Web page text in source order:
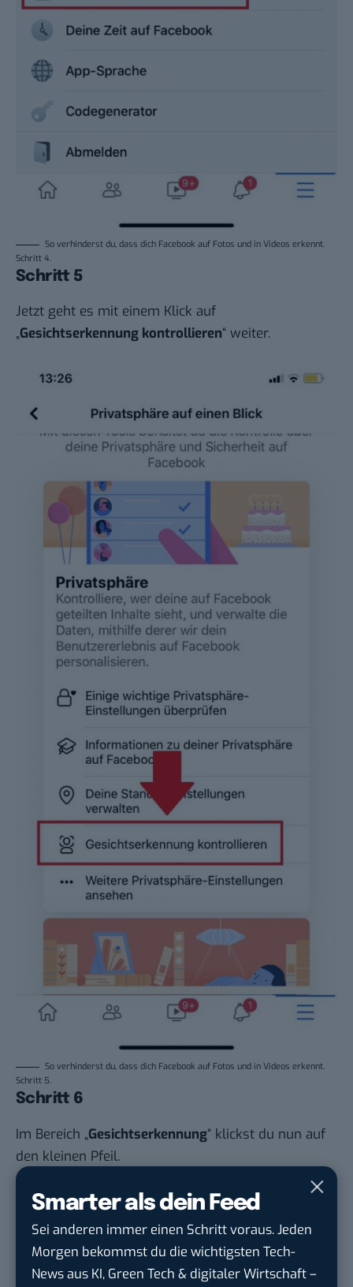
Smarter als dein Feed
Sei anderen immer einen Schritt voraus. Jeden
Morgen bekommst du die wichtigsten Tech-
News aus KI, Green Tech & digitaler Wirtschaft –
So verhinderst du, dass dich Facebook auf Fotos und in Videos erkennt.
Schritt 4.
Schritt 5
Jetzt geht es mit einem Klick auf
„Gesichtserkennung kontrollieren“ weiter.
So verhinderst du, dass dich Facebook auf Fotos und in Videos erkennt.
Schritt 5.
Schritt 6
Im Bereich „Gesichtserkennung“ klickst du nun auf
den kleinen Pfeil.